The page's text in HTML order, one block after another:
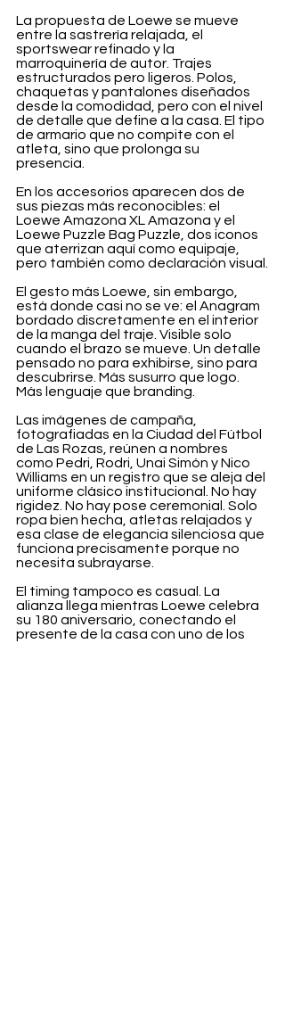
La propuesta de Loewe se mueve
entre la sastrería relajada, el
sportswear refinado y la
marroquinería de autor. Trajes
estructurados pero ligeros. Polos,
chaquetas y pantalones diseñados
desde la comodidad, pero con el nivel
de detalle que define a la casa. El tipo
de armario que no compite con el
atleta, sino que prolonga su
presencia.
En los accesorios aparecen dos de
sus piezas más reconocibles: el
Loewe Amazona XL Amazona y el
Loewe Puzzle Bag Puzzle, dos iconos
que aterrizan aquí como equipaje,
pero también como declaración visual.
El gesto más Loewe, sin embargo,
está donde casi no se ve: el Anagram
bordado discretamente en el interior
de la manga del traje. Visible solo
cuando el brazo se mueve. Un detalle
pensado no para exhibirse, sino para
descubrirse. Más susurro que logo.
Más lenguaje que branding.
Las imágenes de campaña,
fotografiadas en la Ciudad del Fútbol
de Las Rozas, reúnen a nombres
como Pedri, Rodri, Unai Simón y Nico
Williams en un registro que se aleja del
uniforme clásico institucional. No hay
rigidez. No hay pose ceremonial. Solo
ropa bien hecha, atletas relajados y
esa clase de elegancia silenciosa que
funciona precisamente porque no
necesita subrayarse.
El timing tampoco es casual. La
alianza llega mientras Loewe celebra
su 180 aniversario, conectando el
presente de la casa con uno de los